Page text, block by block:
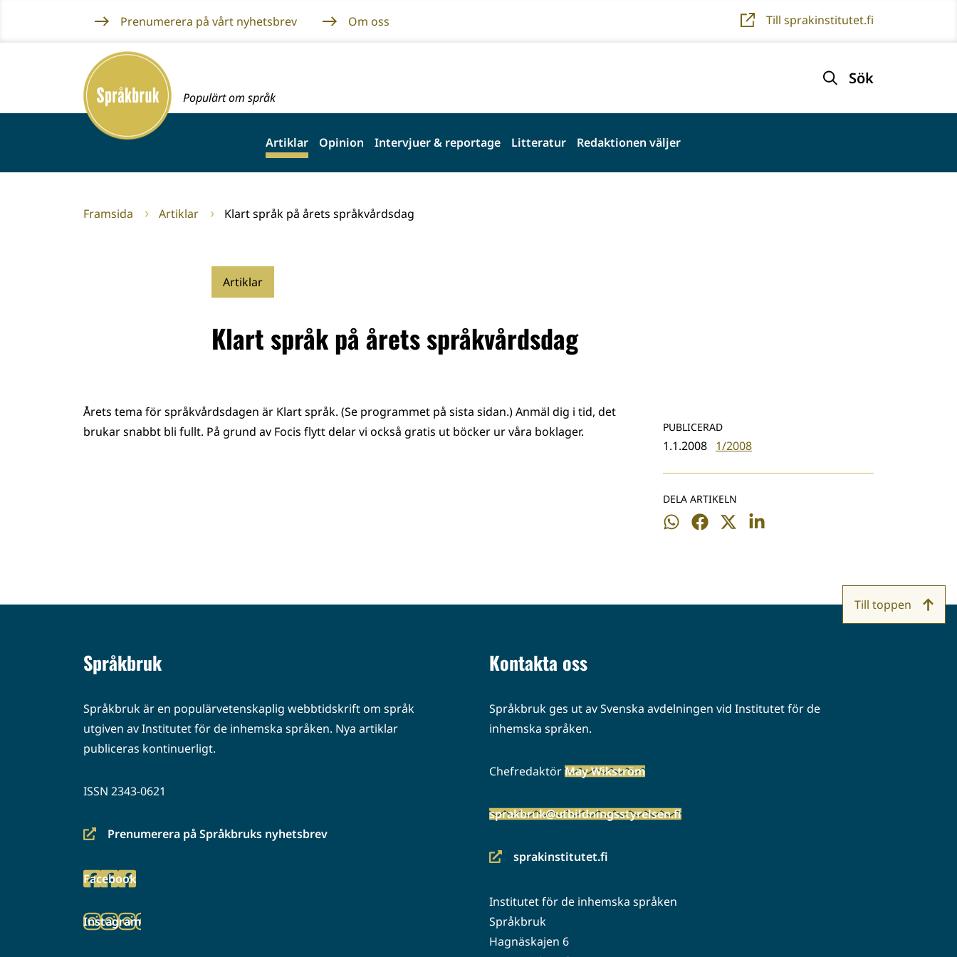
innehållet
Prenumerera på vårt nyhetsbrev Om oss Till sprakinstitutet.fi
Framsida
Populärt om språk
Sök
Artiklar Opinion Intervjuer & reportage Litteratur Redaktionen väljer
Framsida Artiklar Klart språk på årets språkvårdsdag
Artiklar
Klart språk på årets språkvårdsdag
PUBLICERAD
1.1.2008 1/2008
DELA ARTIKELN
Dela
Dela
Dela
Dela
Årets tema för språkvårdsdagen är Klart språk. (Se programmet på sista sidan.) Anmäl dig i tid, det
brukar snabbt bli fullt. På grund av Focis flytt delar vi också gratis ut böcker ur våra boklager.
Språkbruk
Språkbruk är en populärvetenskaplig webbtidskrift om språk
utgiven av Institutet för de inhemska språken. Nya artiklar
publiceras kontinuerligt.
ISSN 2343-0621
Prenumerera på Språkbruks nyhetsbrev
(siirryt
palveluun)
Facebook
(siirryt
palveluun)
Instagram
(siirryt
Kontakta oss
Språkbruk ges ut av Svenska avdelningen vid Institutet för de
inhemska språken.
ChefredaktörMay Wikström
sprakbruk@utbildningsstyrelsen.fi
sprakinstitutet.fi
(siirryt
palveluun)
Institutet för de inhemska språken
Språkbruk
Hagnäskajen 6
Till toppen